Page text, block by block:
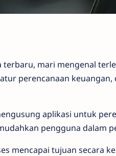
mari mengenal
perencanaan keuangan,
aplikasi untuk
pengguna dalam
mencapai tujuan secara